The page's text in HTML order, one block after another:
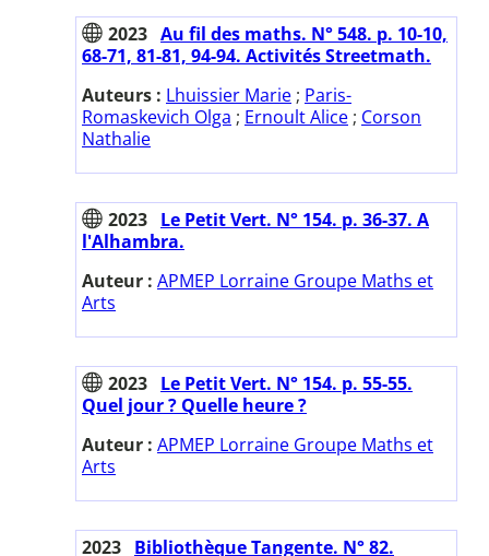
2023 Au fil des maths. N° 548. p. 10-10,
68-71, 81-81, 94-94. Activités Streetmath.
Auteurs : Lhuissier Marie ; Paris-
Romaskevich Olga ; Ernoult Alice ; Corson
Nathalie
2023 Le Petit Vert. N° 154. p. 36-37. A
l'Alhambra.
Auteur : APMEP Lorraine Groupe Maths et
Arts
2023 Le Petit Vert. N° 154. p. 55-55.
Quel jour ? Quelle heure ?
Auteur : APMEP Lorraine Groupe Maths et
Arts
2023 Bibliothèque Tangente. N° 82.